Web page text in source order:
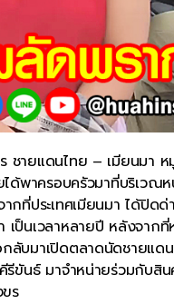
ายแดนไทย – เมียนมา
ได้พาครอบครัวมาที่บริเว
ประเทศเมียนมา ได้ปิดด่
ป็นเวลาหลายปี หลังจาก
บมาเปิดตลาดนัดชายแด
ขันธ์ มาจำหน่ายร่วมกับสิ
ร